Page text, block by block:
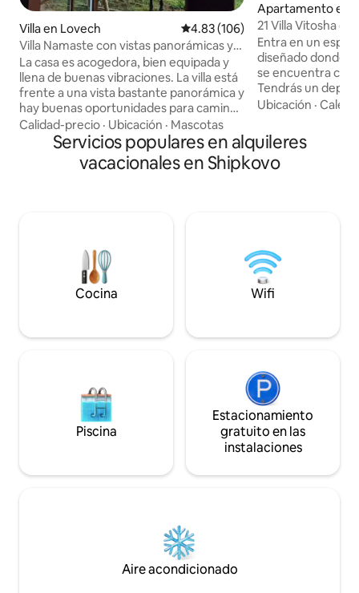
Villa en Lovech Calificación promedio: 4.83 de
4.83 (106)
Villa Namaste con vistas panorámicas y
chimenea
La casa es acogedora, bien equipada y
llena de buenas vibraciones. La villa está
frente a una vista bastante panorámica y
hay buenas oportunidades para caminar,
montar a caballo o simplemente
relajarse. En los días fríos puedes
disfrutar de una copa de vino frente a
una chimenea real. Una cabaña
nuestro huésped y déjanos ayudarte a
disfrutar de una estancia maravillosa en
esta encantadora casa.
Calidad-precio · Ubicación · Mascotas
Apartamento en
21 Villa Vitosha
Entra en un
diseñado donde
se encuentra con
Tendrás un
elegante de un
transforma en
un acogedor sofá
totalmente
gratuito y una
mascotas, ¡tu
espera!
Ubicación ·
Servicios populares en alquileres
vacacionales en Shipkovo
Cocina Wifi
Piscina
Estacionamiento
gratuito en las
instalaciones
Aire acondicionado